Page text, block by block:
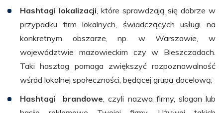
Hashtagi lokalizacji , które sprawdzają się dobrze w
przypadku firm lokalnych, świadczących usługi na
konkretnym obszarze, np. w Warszawie, w
województwie mazowieckim czy w Bieszczadach.
Taki hasztag pomaga zwiększyć rozpoznawalność
wśród lokalnej społeczności, będącej grupą docelową;
Hashtagi
brandowe , czyli nazwa firmy, slogan lub